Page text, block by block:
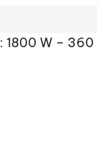
1800 W – 360